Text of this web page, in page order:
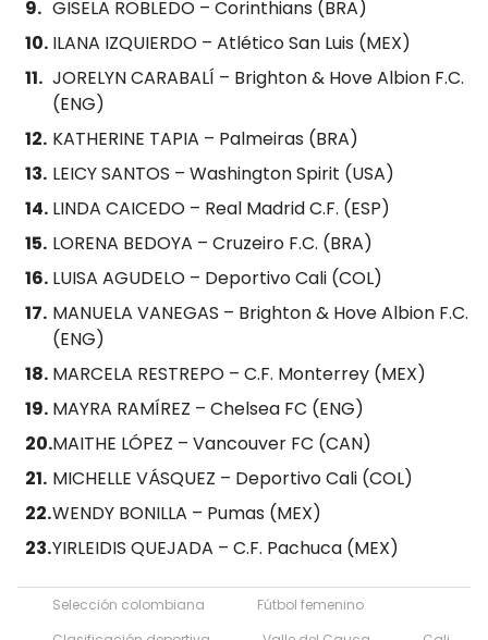
⁠GISELA ROBLEDO – Corinthians (BRA)
ILANA IZQUIERDO – Atlético San Luis (MEX)
⁠JORELYN CARABALÍ – Brighton & Hove Albion F.C.
(ENG)
KATHERINE TAPIA – Palmeiras (BRA)
LEICY SANTOS – Washington Spirit (USA)
LINDA CAICEDO – Real Madrid C.F. (ESP)
LORENA BEDOYA – Cruzeiro F.C. (BRA)
⁠LUISA AGUDELO – Deportivo Cali (COL)
MANUELA VANEGAS – Brighton & Hove Albion F.C.
(ENG)
MARCELA RESTREPO – C.F. Monterrey (MEX)
MAYRA RAMÍREZ – Chelsea FC (ENG)
MAITHE LÓPEZ – Vancouver FC (CAN)
MICHELLE VÁSQUEZ – Deportivo Cali (COL)
WENDY BONILLA – Pumas (MEX)
YIRLEIDIS QUEJADA – C.F. Pachuca (MEX)
Selección colombiana
Fútbol femenino